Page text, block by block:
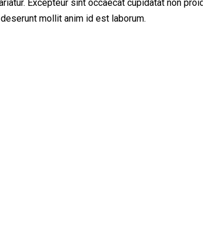
Excepteur sint occaecat cupidatat non
mollit anim id est laborum.